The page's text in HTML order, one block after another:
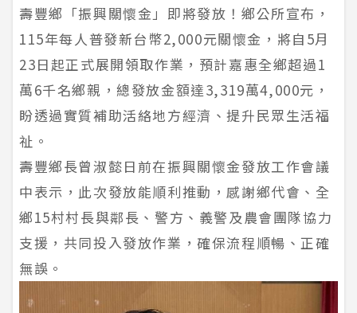
壽豐鄉「振興關懷金」即將發放！鄉公所宣布，
115年每人普發新台幣2,000元關懷金，將自5月
23日起正式展開領取作業，預計嘉惠全鄉超過1
萬6千名鄉親，總發放金額達3,319萬4,000元，
盼透過實質補助活絡地方經濟、提升民眾生活福
祉。
壽豐鄉長曾淑懿日前在振興關懷金發放工作會議
中表示，此次發放能順利推動，感謝鄉代會、全
鄉15村村長與鄰長、警方、義警及農會團隊協力
支援，共同投入發放作業，確保流程順暢、正確
無誤。